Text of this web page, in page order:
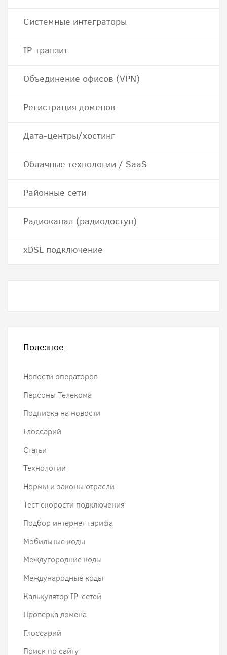
Системные интеграторы
IP-транзит
Объединение офисов (VPN)
Регистрация доменов
Дата-центры/хостинг
Облачные технологии / SaaS
Районные сети
Радиоканал (радиодоступ)
хDSL подключение
Полезное:
Новости операторов
Персоны Телекома
Подписка на новости
Глоссарий
Статьи
Технологии
Нормы и законы отрасли
Тест скорости подключения
Подбор интернет тарифа
Мобильные коды
Междугородние коды
Международные коды
Калькулятор IP-сетей
Проверка домена
Глоссарий
Поиск по сайту